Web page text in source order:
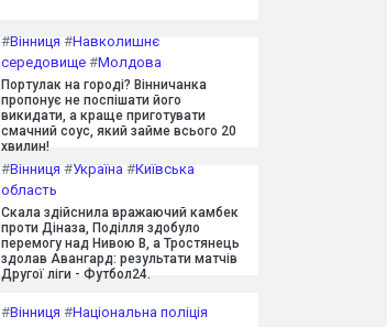
#Вінниця #Навколишнє
середовище #Молдова
Портулак на городі? Вінничанка
пропонує не поспішати його
викидати, а краще приготувати
смачний соус, який займе всього 20
хвилин!
#Вінниця #Україна #Київська
область
Скала здійснила вражаючий камбек
проти Діназа, Поділля здобуло
перемогу над Нивою В, а Тростянець
здолав Авангард: результати матчів
Другої ліги - Футбол24.
#Вінниця #Національна поліція